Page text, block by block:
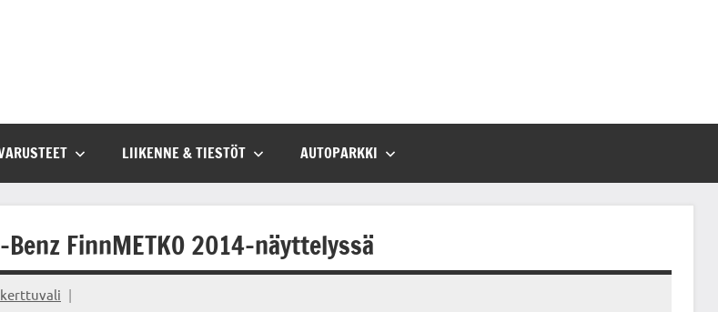
LIIKENNE & TIESTÖT AUTOPARKKI
FinnMETKO 2014-näyttelyssä
kerttuvali